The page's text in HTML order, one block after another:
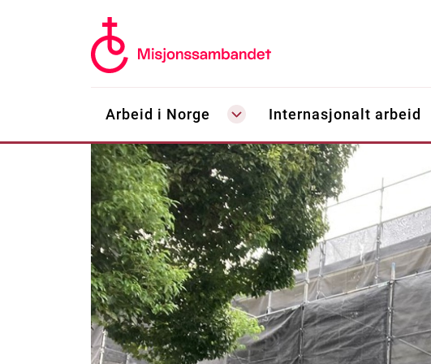
Arbeid i Norge Internasjonalt arbeid